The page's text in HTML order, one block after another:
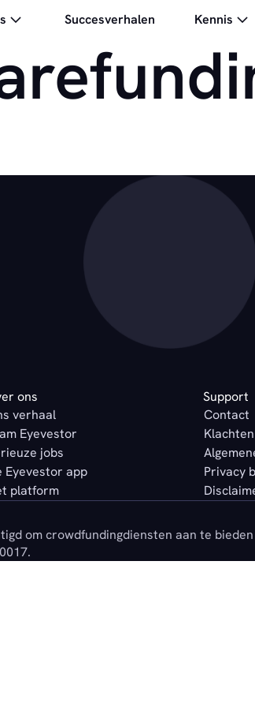
Succesverhalen Kennis
ons
verhaal
Eyevestor
jobs
Eyevestor app
platform
Support
Contact
Klachten
Privacy
om crowdfundingdiensten aan te